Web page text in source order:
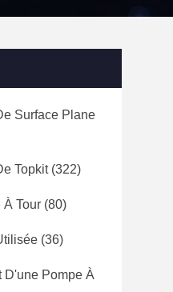
Surface Plane
Topkit(322)
À Tour (80)
(36)
D'une Pompe À